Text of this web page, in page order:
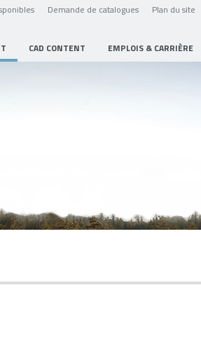
Demande de catalogues Plan du site
CAD CONTENT EMPLOIS & CARRIÈRE